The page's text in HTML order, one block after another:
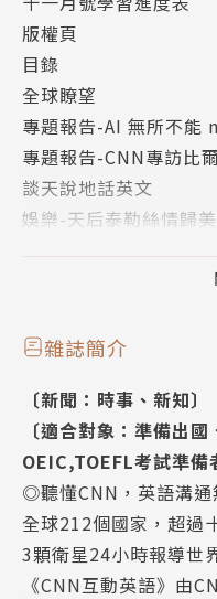
新聞片語通：a roof
處
CNN主編教你唸：住宅
單字聯想地圖：房地產
半價買房不是夢 法國
空中計程車服務將在日
廣島原爆80週年 日本
昔日相機霸主柯達面臨
版權頁
目錄
全球瞭望
專題報告-AI 無所不能
專題報告-CNN專訪比
談天說地話英文
娛樂-天后泰勒絲情歸
保健-中國腦機介面技
解讀CNN 新聞關鍵用語
科技-空中計程車服務 n
社會-廣島原爆80週年
商業-昔日相機霸主柯達
旅遊-菲律賓的傳統饗
雜誌簡介
〔新聞：時事、新知〕
〔適合對象：準備出
OEIC,TOEFL考試準備
◎聽懂CNN，英語溝通
全球212個國家，超過
3顆衛星24小時報導世
《CNN互動英語》由